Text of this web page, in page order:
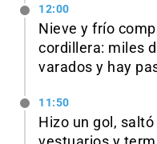
12:00
Nieve y frío
cordillera: miles
varados y hay
11:50
Hizo un gol,